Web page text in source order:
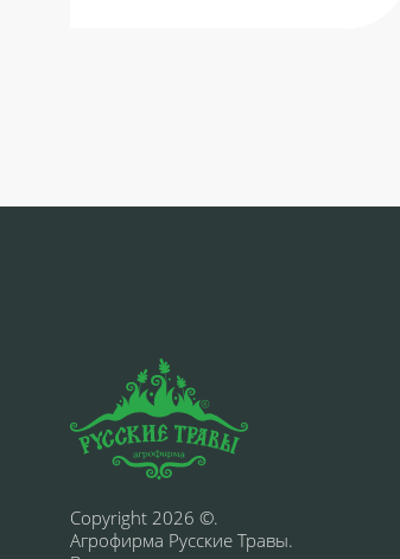
Copyright 2026 ©.
Агрофирма Русские Травы.